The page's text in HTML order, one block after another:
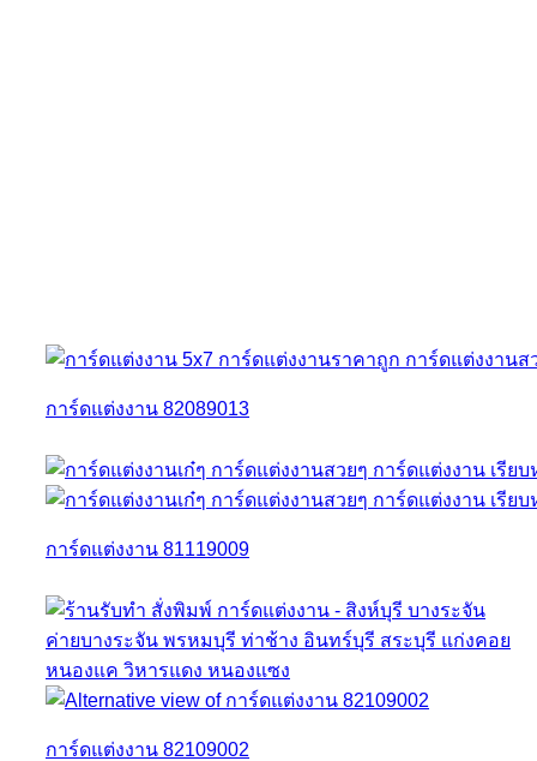
การ์ดแต่งงาน 82089013
การ์ดแต่งงาน 81119009
การ์ดแต่งงาน 82109002